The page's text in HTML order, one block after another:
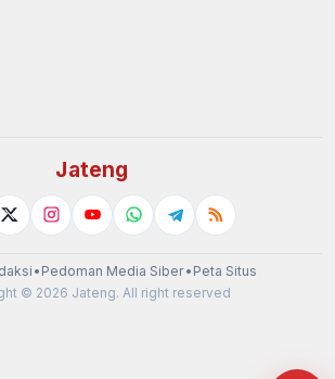
Jateng
• Pedoman Media Siber• Peta Situs
© 2026 Jateng. All right reserved